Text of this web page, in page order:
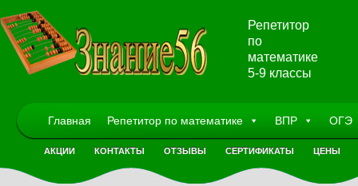
Репетитор
по
математике
5-9 классы
Главная Репетитор по математике ВПР ОГЭ
АКЦИИ КОНТАКТЫ ОТЗЫВЫ СЕРТИФИКАТЫ ЦЕНЫ